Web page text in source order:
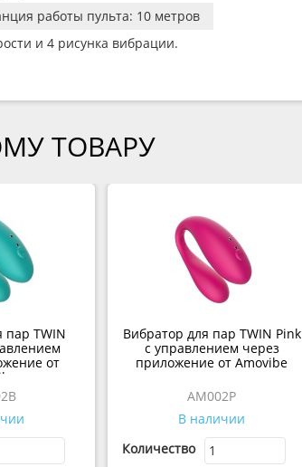
работы пульта: 10 метров
и 4 рисунка вибрации.
ТОВАРУ
пар TWIN
от
Вибратор для пар TWIN Pink
с управлением через
приложение от Amovibe
AM002P
В наличии
Количество